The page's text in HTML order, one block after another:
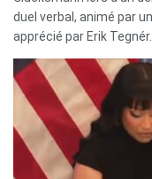
duel verbal, animé par
apprécié par Erik Tegnér.